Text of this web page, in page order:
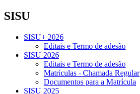
SISU
SISU+ 2026
Editais e Termo de adesão
SISU 2026
Editais e Termo de adesão
Matrículas - Chamada Regular
Documentos para a Matrícula
SISU 2025